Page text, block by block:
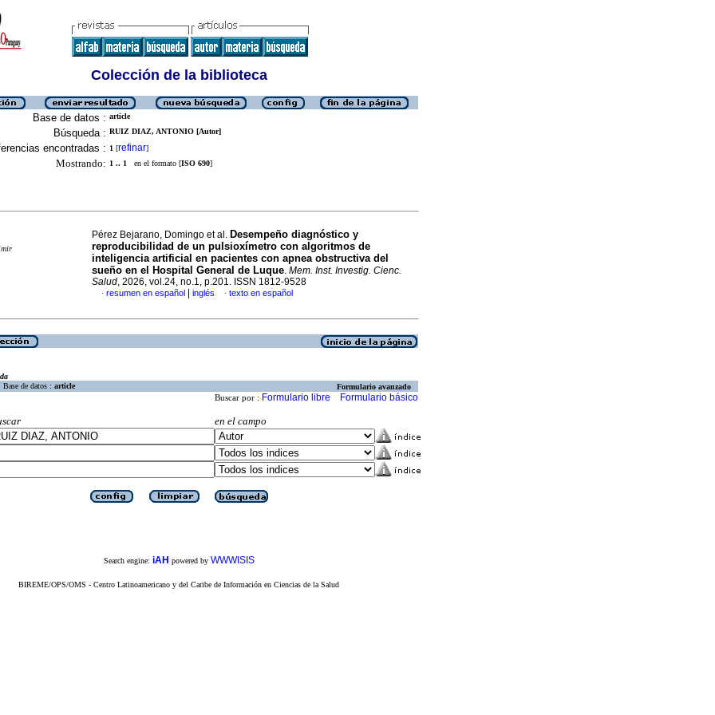
Colección de la biblioteca
Base de datos : article
Búsqueda : RUIZ DIAZ, ANTONIO [Autor]
encontradas : 1 [refinar]
Mostrando: 1 .. 1 en el formato [ISO 690]
Pérez Bejarano, Domingo et al. Desempeño diagnóstico y
reproducibilidad de un pulsioxímetro con algoritmos de
inteligencia artificial en pacientes con apnea obstructiva del
sueño en el Hospital General de Luque. Mem. Inst. Investig. Cienc.
Salud, 2026, vol.24, no.1, p.201. ISSN 1812-9528
· resumen en español inglés · texto en español
Base de datos : article Formulario avanzado
Buscar por : Formulario libre Formulario básico
en el campo
Search engine: iAH powered by WWWISIS
BIREME/OPS/OMS - Centro Latinoamericano y del Caribe de Información en Ciencias de la Salud